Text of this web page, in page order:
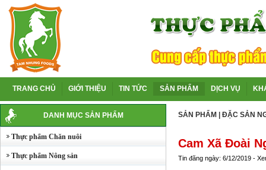
TRANG CHỦ GIỚI THIỆU TIN TỨC SẢN PHẨM DỊCH VỤ
DANH MỤC SẢN PHẨM
Thực phẩm Chăn nuôi
Thực phẩm Nông sản
SẢN PHẨM ĐẶC SẢN
Cam Xã Đoài
Tin đăng ngày: 6/12/2019 -